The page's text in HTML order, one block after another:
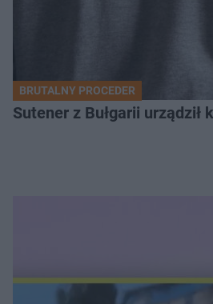
BRUTALNY PROCEDER
Sutener z Bułgarii